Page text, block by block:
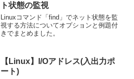
ト状態の監視
Linuxコマンド「find」でネット状態を監
視する方法についてオプションと例題付
きでまとめました。
【Linux】I/Oアドレス(入出力ポ
ート)